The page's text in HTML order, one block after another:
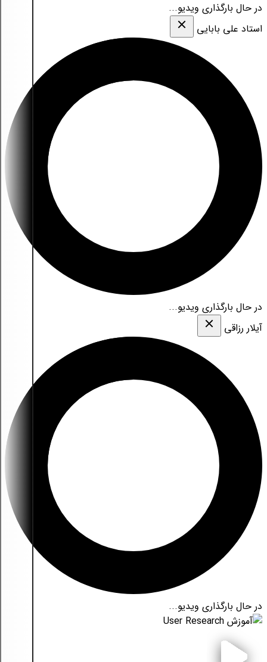
در حال بارگذاری ویدیو...
استاد علی بابایی
در حال بارگذاری ویدیو...
آیلار رزاقی
در حال بارگذاری ویدیو...